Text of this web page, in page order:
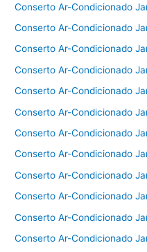
Conserto Ar-Condicionado
Conserto Ar-Condicionado
Conserto Ar-Condicionado
Conserto Ar-Condicionado
Conserto Ar-Condicionado
Conserto Ar-Condicionado
Conserto Ar-Condicionado
Conserto Ar-Condicionado
Conserto Ar-Condicionado
Conserto Ar-Condicionado
Conserto Ar-Condicionado
Conserto Ar-Condicionado